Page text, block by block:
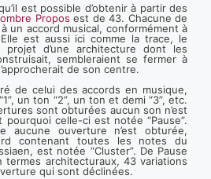
est possible d’obtenir à partir des
Propos est de 43. Chacune de
un accord musical, conformément à
est aussi ici comme la trace, le
d’une architecture dont les
sembleraient se fermer à
de son centre.
de celui des accords en musique,
un ton “2”, un ton et demi “3”, etc.
sont obturées aucun son n’est
pourquoi celle-ci est notée “Pause”.
aucune ouverture n’est obturée,
contenant toutes les notes du
est notée “Cluster”. De Pause
termes architecturaux, 43 variations
qui sont déclinées.